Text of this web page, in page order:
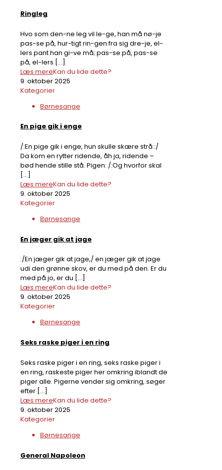
Ringleg
Hvo som den-ne leg vil le-ge, han må nø-je
pas-se på, hur-tigt rin-gen fra sig dre-je, el-
lers pant han gi-ve må; pas-se på, pas-se
på, el-lers […]
Kan du lide dette?
Læs mere
9. oktober 2025
Kategorier
Børnesange
En pige gik i enge
/:En pige gik i enge, hun skulle skære strå.:/
Da kom en rytter ridende, åh ja, ridende –
bød hende stille stå. Pigen: /:Og hvorfor skal
[…]
Kan du lide dette?
Læs mere
9. oktober 2025
Kategorier
Børnesange
En jæger gik at jage
:/En jæger gik at jage,/ en jæger gik at jage
udi den grønne skov, er du med på den. Er du
med på jo, er du […]
Kan du lide dette?
Læs mere
9. oktober 2025
Kategorier
Børnesange
Seks raske piger i en ring
Seks raske piger i en ring, seks raske piger i
en ring, raskeste piger her omkring iblandt de
piger alle. Pigerne vender sig omkring, søger
efter […]
Kan du lide dette?
Læs mere
9. oktober 2025
Kategorier
Børnesange
General Napoleon